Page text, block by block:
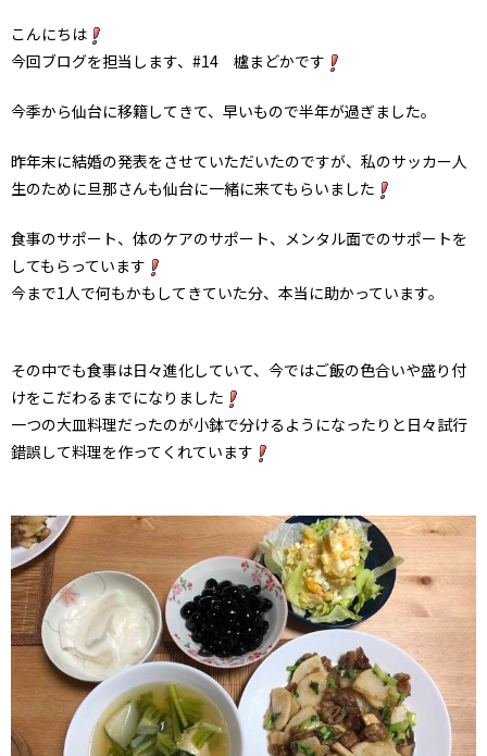
こんにちは
今回ブログを担当します、#14 櫨まどかです
今季から仙台に移籍してきて、早いもので半年が過ぎました。
昨年末に結婚の発表をさせていただいたのですが、私のサッカー人
生のために旦那さんも仙台に一緒に来てもらいました
食事のサポート、体のケアのサポート、メンタル面でのサポートを
してもらっています
今まで1人で何もかもしてきていた分、本当に助かっています。
その中でも食事は日々進化していて、今ではご飯の色合いや盛り付
けをこだわるまでになりました
一つの大皿料理だったのが小鉢で分けるようになったりと日々試行
錯誤して料理を作ってくれています